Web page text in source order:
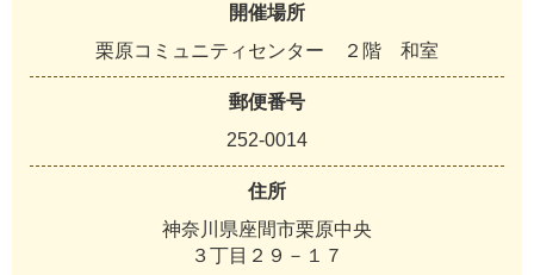
開催場所
栗原コミュニティセンター ２階 和室
郵便番号
252-0014
住所
神奈川県座間市栗原中央
３丁目２９－１７